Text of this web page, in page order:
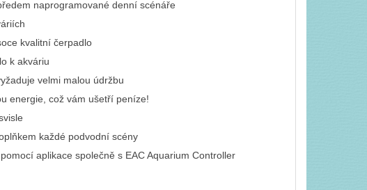
naprogramované denní scénáře
kvalitní čerpadlo
k akváriu
velmi malou údržbu
energie, což vám ušetří peníze!
každé podvodní scény
aplikace společně s EAC Aquarium Controller